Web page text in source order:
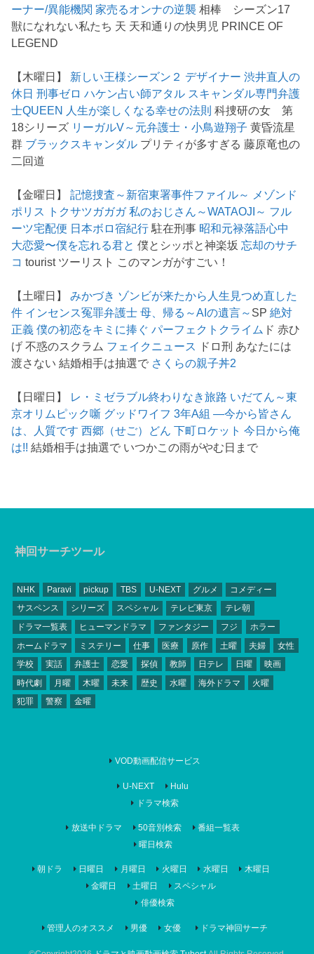
ーナー/異能機関 家売るオンナの逆襲 相棒 シーズン17
獣になれない私たち 天 天和通りの快男児 PRINCE OF
LEGEND
【木曜日】 新しい王様シーズン２ デザイナー 渋井直人の
休日 刑事ゼロ ハケン占い師アタル スキャンダル専門弁護
士QUEEN 人生が楽しくなる幸せの法則 科捜研の女 第
18シリーズ リーガルV～元弁護士・小鳥遊翔子 黄昏流星
群 ブラックスキャンダル プリティが多すぎる 藤原竜也の
二回道
【金曜日】記憶捜査～新宿東署事件ファイル～
メゾンド
ポリス
トクサツガガガ 私のおじさん～WATAOJI～ フル
ーツ宅配便 日本ボロ宿紀行 駐在刑事 昭和元禄落語心中
大恋愛〜僕を忘れる君と 僕とシッポと神楽坂忘却のサチ
コ tourist ツーリスト このマンガがすごい！
【土曜日】みかづき ゾンビが来たから人生見つめ直した
件 インセンス冤罪弁護士 母、帰る～AIの遺言～ SP絶対
正義 僕の初恋をキミに捧ぐ パーフェクトクライム ド 赤ひ
げ 不惑のスクラム フェイクニュース
ドロ刑 あなたには
渡さない 結婚相手は抽選で さくらの親子丼2
【日曜日】 レ・ミゼラブル終わりなき旅路 いだてん～東
京オリムピック噺 グッドワイフ 3年A組 ―今から皆さん
は、人質です 西郷（せご）どん 下町ロケット 今日から俺
は!! 結婚相手は抽選で いつかこの雨がやむ日まで
神回サーチツール
NHK Paravi pickup TBS U-NEXT グルメ
コメディー
サスペンス
シリーズ スペシャル テレビ東京
テレ朝
ドラマ一覧表
ヒューマンドラマ ファンタジー フジ
ホラー
ホームドラマ
ミステリー 仕事 医療 原作 土曜 夫婦
女性
学校
実話 弁護士 恋愛 探偵 教師 日テレ 日曜
映画
時代劇
月曜 木曜 未来 歴史 水曜 海外ドラマ
火曜
犯罪
警察 金曜
VOD動画配信サービス
U-NEXT
Hulu
ドラマ検索
放送中ドラマ 50音別検索
番組一覧表
曜日検索
朝ドラ 日曜日 月曜日 火曜日 水曜日
木曜日
金曜日
土曜日 スペシャル
管理人のオススメ
俳優検索
男優 女優 ドラマ神回サーチ